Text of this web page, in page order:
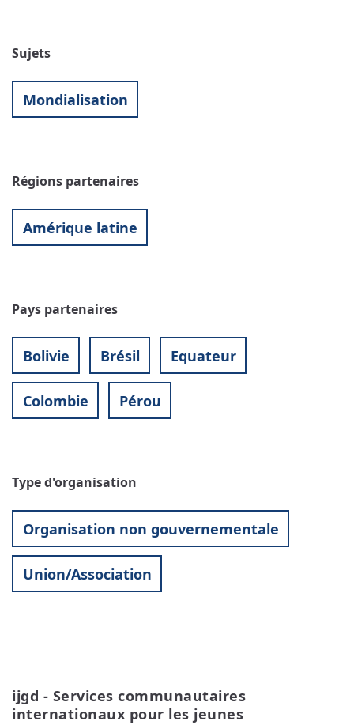
Sujets
Mondialisation
Régions partenaires
Amérique latine
Pays partenaires
Bolivie Brésil Equateur
Colombie Pérou
Type d'organisation
Organisation non gouvernementale
Union/Association
ijgd - Services communautaires
internationaux pour les jeunes